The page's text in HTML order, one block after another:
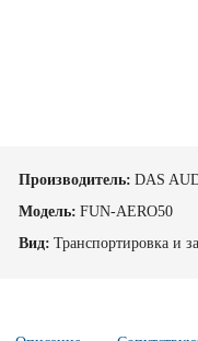
Производитель: DAS
Модель: FUN-AERO50
Вид: Транспортировка и